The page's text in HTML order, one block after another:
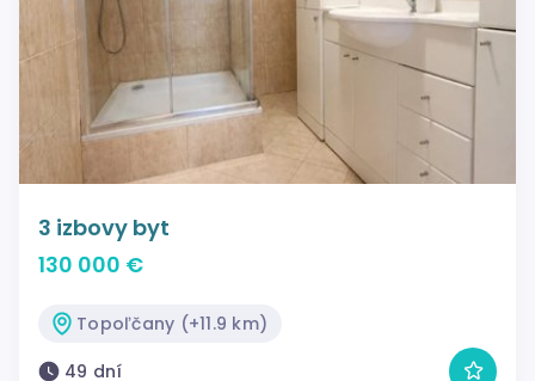
3 izbovy byt
130 000 €
Topoľčany (+11.9 km)
49 dní